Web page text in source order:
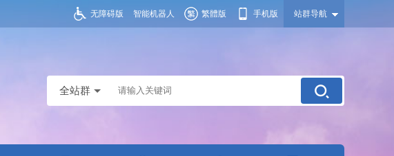
站群导航
无障碍版 智能机器人 繁體版 手机版
全站群